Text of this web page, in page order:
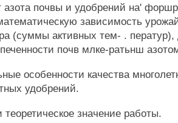
азота почвы и удобрений на'
зависимость
(суммы активных тем- . ператур),
почв млке-ратьнш
особенности качества
удобрений.
значение работы.